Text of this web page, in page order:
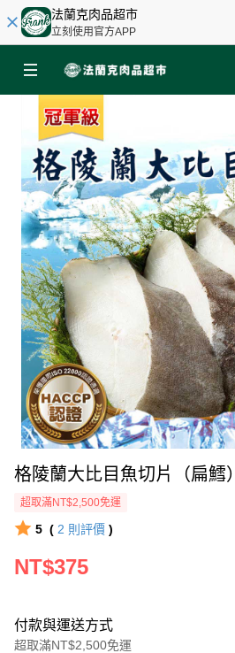
法蘭克肉品超市
立刻使用官方APP
格陵蘭大比目魚切片（扁鱈）
超取滿NT$2,500免運
5 ( 2 則評價 )
NT$375
付款與運送方式
超取滿NT$2,500免運